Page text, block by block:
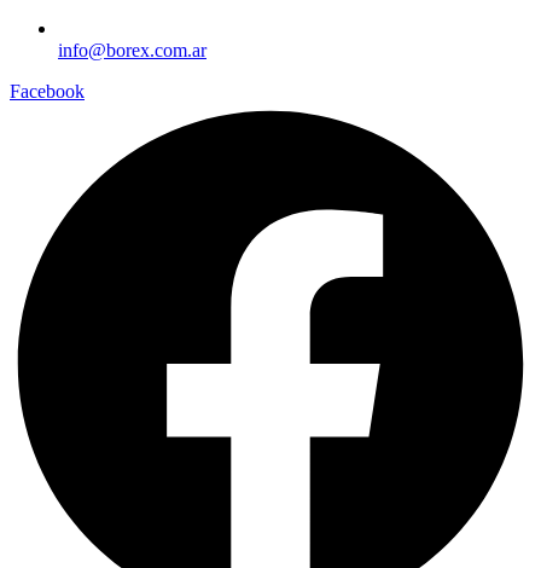
info@borex.com.ar
Facebook